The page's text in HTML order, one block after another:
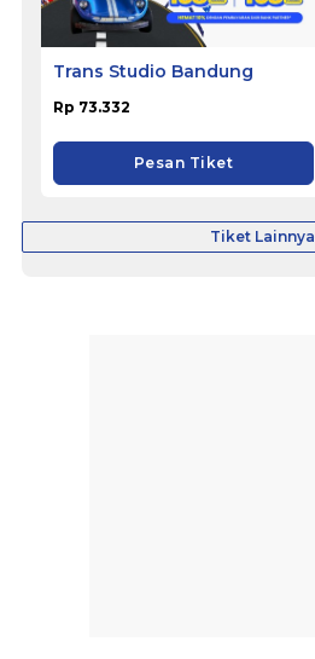
Trans Studio Bandung
Rp 73.332
Pesan Tiket
Tiket Lainnya